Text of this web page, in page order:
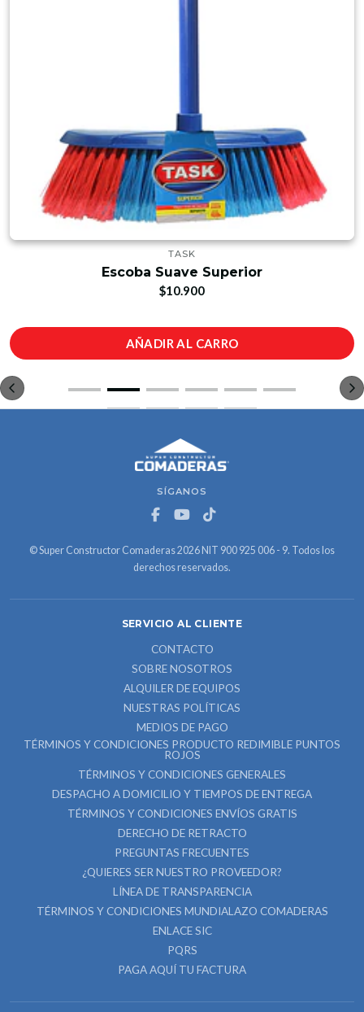
TASK
Escoba Suave Superior
$10.900
AÑADIR AL CARRO
SÍGANOS
© Super Constructor Comaderas 2026 NIT 900 925 006 - 9. Todos los
derechos reservados.
SERVICIO AL CLIENTE
CONTACTO
SOBRE NOSOTROS
ALQUILER DE EQUIPOS
NUESTRAS POLÍTICAS
MEDIOS DE PAGO
TÉRMINOS Y CONDICIONES PRODUCTO REDIMIBLE PUNTOS
ROJOS
TÉRMINOS Y CONDICIONES GENERALES
DESPACHO A DOMICILIO Y TIEMPOS DE ENTREGA
TÉRMINOS Y CONDICIONES ENVÍOS GRATIS
DERECHO DE RETRACTO
PREGUNTAS FRECUENTES
¿QUIERES SER NUESTRO PROVEEDOR?
LÍNEA DE TRANSPARENCIA
TÉRMINOS Y CONDICIONES MUNDIALAZO COMADERAS
ENLACE SIC
PQRS
PAGA AQUÍ TU FACTURA